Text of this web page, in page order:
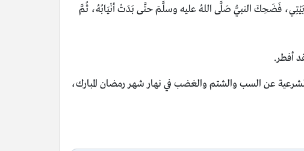
بَيْتِي، فَضَحِكَ النبيُّ صَلَّى اللهُ عليه وسلَّمَ حتَّى بَدَتْ أنْيَابُهُ، ثُمَّ
أفطر.
عن السب والشتم والغضب في نهار شهر رمضان المبارك،